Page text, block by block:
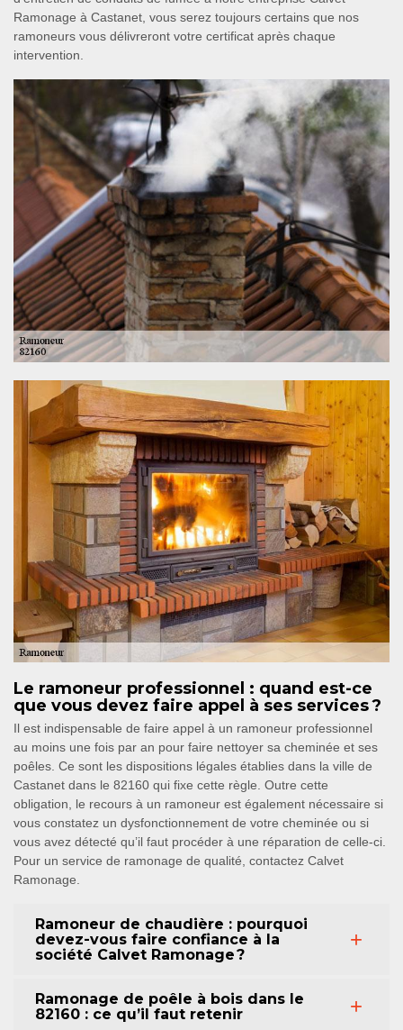
Ramonage à Castanet, vous serez toujours certains que nos
ramoneurs vous délivreront votre certificat après chaque
intervention.
Le ramoneur professionnel : quand est-ce
que vous devez faire appel à ses services ?
Il est indispensable de faire appel à un ramoneur professionnel
au moins une fois par an pour faire nettoyer sa cheminée et ses
poêles. Ce sont les dispositions légales établies dans la ville de
Castanet dans le 82160 qui fixe cette règle. Outre cette
obligation, le recours à un ramoneur est également nécessaire si
vous constatez un dysfonctionnement de votre cheminée ou si
vous avez détecté qu’il faut procéder à une réparation de celle-ci.
Pour un service de ramonage de qualité, contactez Calvet
Ramonage.
Ramoneur de chaudière : pourquoi
devez-vous faire confiance à la
société Calvet Ramonage ?
Ramonage de poêle à bois dans le
82160 : ce qu’il faut retenir